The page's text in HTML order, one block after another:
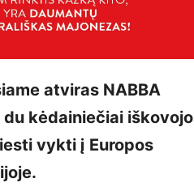
atviras NABBA
kėdainiečiai iškovojo
vykti į Europos